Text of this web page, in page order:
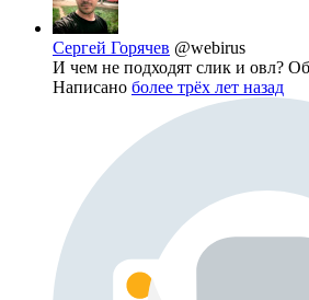
Сергей Горячев @webirus
И чем не подходят слик и овл?
Написано более трёх лет назад